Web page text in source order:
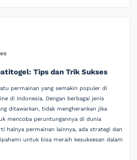
Tips dan Trik Sukses
permainan yang semakin populer di
di Indonesia. Dengan berbagai jenis
ditawarkan, tidak mengherankan jika
mencoba peruntungannya di dunia
halnya permainan lainnya, ada strategi dan
untuk bisa meraih kesuksesan dalam